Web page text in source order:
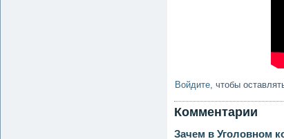
Войдите , чтобы
Комментарии
Зачем в Уголовном